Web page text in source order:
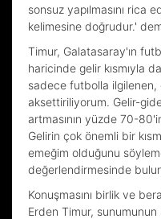
sonsuz yapılmasını rica
kelimesine doğrudur.'
Timur, Galatasaray'ın
haricinde gelir kısmıyla
sadece futbolla
aksettiriliyorum. Gelir-
artmasının yüzde 70-
Gelirin çok önemli bir
emeğim olduğunu
değerlendirmesinde
Konuşmasını birlik ve
Erden Timur,